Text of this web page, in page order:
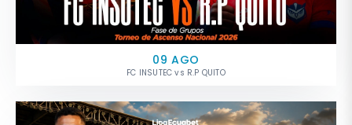
09 AGO
FC INSUTEC vs R.P QUITO